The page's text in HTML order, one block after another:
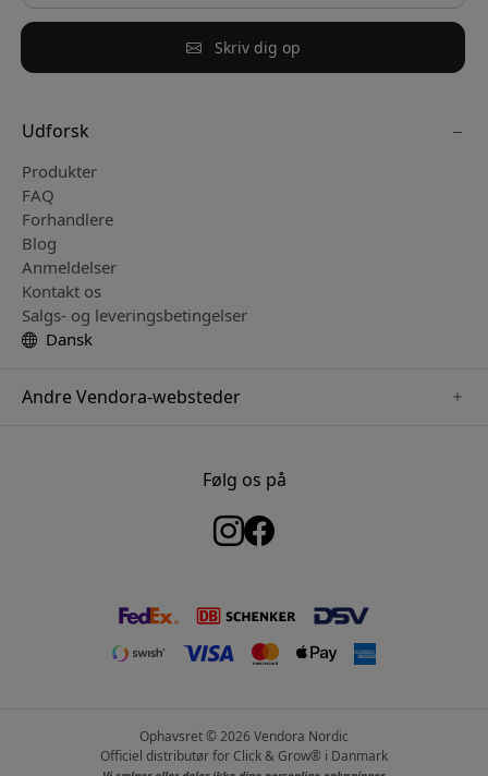
Skriv dig op
Udforsk
Produkter
FAQ
Forhandlere
Blog
Anmeldelser
Kontakt os
Salgs- og leveringsbetingelser
Dansk
Andre Vendora-websteder
Følg os på
Ophavsret © 2026 Vendora Nordic
Officiel distributør for Click & Grow® i Danmark